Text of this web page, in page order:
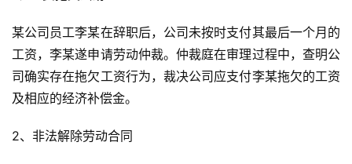
某公司员工李某在辞职后，公司未按时支付其最后一个月的
工资，李某遂申请劳动仲裁。仲裁庭在审理过程中，查明公
司确实存在拖欠工资行为，裁决公司应支付李某拖欠的工资
及相应的经济补偿金。
2、非法解除劳动合同